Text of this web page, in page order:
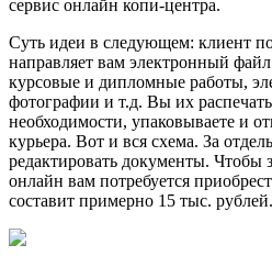
сервис онлайн копи-центра.
Суть идеи в следующем: клиент
направляет вам электронный
курсовые и дипломные работы,
фотографии и т.д. Вы их
необходимости, упаковываете и
курьера. Вот и вся схема. За
редактировать документы. Чтобы
онлайн вам потребуется
составит примерно 15 тыс. рублей.